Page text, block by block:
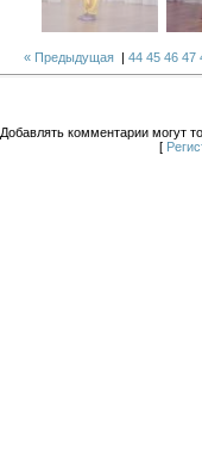
« Предыдущая | 44 45 46 47
Добавлять комментарии могут
[